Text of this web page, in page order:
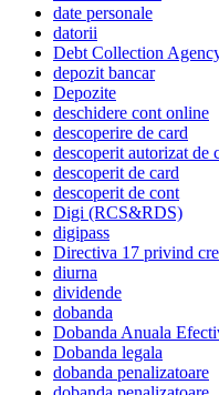
date personale
datorii
Debt Collection
depozit bancar
Depozite
deschidere cont online
descoperire de card
descoperit autorizat de
descoperit de card
descoperit de cont
Digi (RCS&RDS)
digipass
Directiva 17 privind
diurna
dividende
dobanda
Dobanda Anuala
Dobanda legala
dobanda penalizatoare